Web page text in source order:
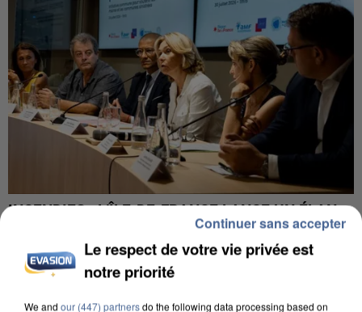
INCENDIES : L’ÎLE-DE-FRANCE LANCE UN ÉLAN
DE SOLIDARITÉ AVEC LES...
Le respect de votre vie privée est
notre priorité
We and our (447) partnersdo the following data processing based on
Continuer sans accepter